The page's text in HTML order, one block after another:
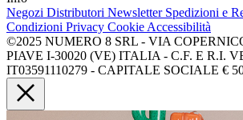
Negozi Distributori Newsletter Spedizioni e
Condizioni Privacy Cookie Accessibilità
©2025 NUMERO 8 SRL - VIA
PIAVE I-30020 (VE) ITALIA - C.F. E R.I.
IT03591110279 - CAPITALE SOCIALE €